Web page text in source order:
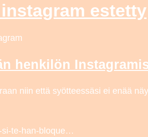
estetty
henkilön
niin että syötteessäsi ei enää
si-te-han-bloque…